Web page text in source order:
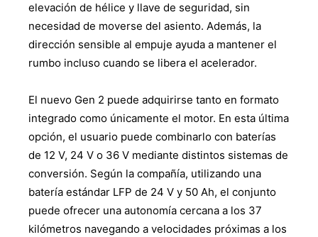
elevación de hélice y llave de seguridad, sin
necesidad de moverse del asiento. Además, la
dirección sensible al empuje ayuda a mantener el
rumbo incluso cuando se libera el acelerador.
El nuevo Gen 2 puede adquirirse tanto en formato
integrado como únicamente el motor. En esta última
opción, el usuario puede combinarlo con baterías
de 12 V, 24 V o 36 V mediante distintos sistemas de
conversión. Según la compañía, utilizando una
batería estándar LFP de 24 V y 50 Ah, el conjunto
puede ofrecer una autonomía cercana a los 37
kilómetros navegando a velocidades próximas a los